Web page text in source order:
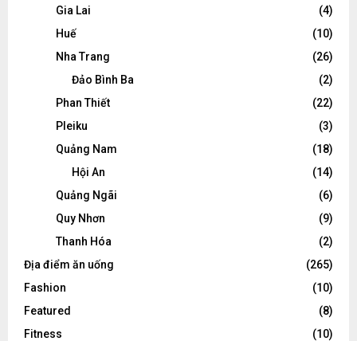
Gia Lai
(4)
Huế
(10)
Nha Trang
(26)
Đảo Bình Ba
(2)
Phan Thiết
(22)
Pleiku
(3)
Quảng Nam
(18)
Hội An
(14)
Quảng Ngãi
(6)
Quy Nhơn
(9)
Thanh Hóa
(2)
Địa điểm ăn uống
(265)
Fashion
(10)
Featured
(8)
Fitness
(10)